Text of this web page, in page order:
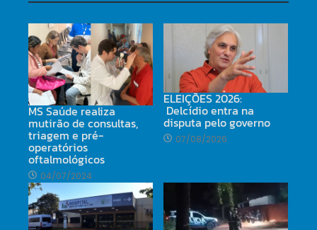
MS Saúde realiza
mutirão de consultas,
triagem e pré-
operatórios
oftalmológicos
04/07/2024
ELEIÇÕES 2026:
Delcídio entra na
disputa pelo governo
07/08/2026